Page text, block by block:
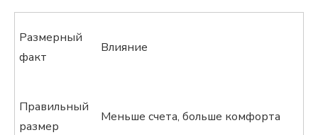
Размерный
факт
Влияние
Правильный
размер
Меньше счета, больше комфорта